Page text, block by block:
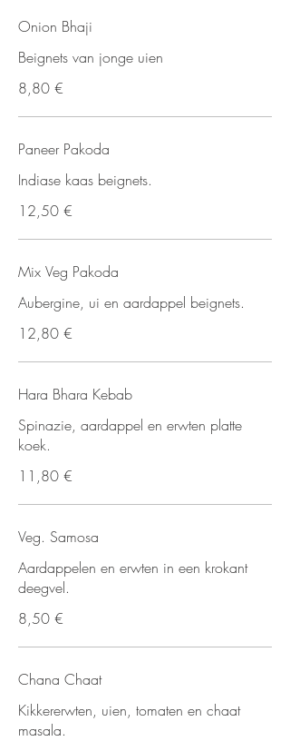
Onion Bhaji
Beignets van jonge uien
8,80 €
Paneer Pakoda
Indiase kaas beignets.
12,50 €
Mix Veg Pakoda
Aubergine, ui en aardappel beignets.
12,80 €
Hara Bhara Kebab
Spinazie, aardappel en erwten platte
koek.
11,80 €
Veg. Samosa
Aardappelen en erwten in een krokant
deegvel.
8,50 €
Chana Chaat
Kikkererwten, uien, tomaten en chaat
masala.